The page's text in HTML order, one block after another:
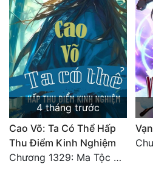
4 tháng trước
Cao Võ: Ta Có Thể Hấp
Thu Điểm Kinh Nghiệm
Chương 1329: Ma Tộc đại công chúa Thương Nguyệt